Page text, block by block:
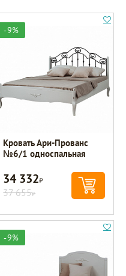
-9%
Кровать Ари-Прованс
№6/1 односпальная
34 332Р
37 655Р
-9%